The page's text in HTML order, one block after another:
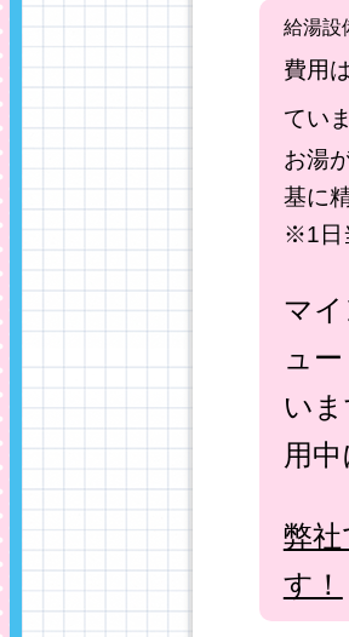
給湯設
費用
てい
お湯
基に
※1日
マ
ュ
い
用
弊
す！